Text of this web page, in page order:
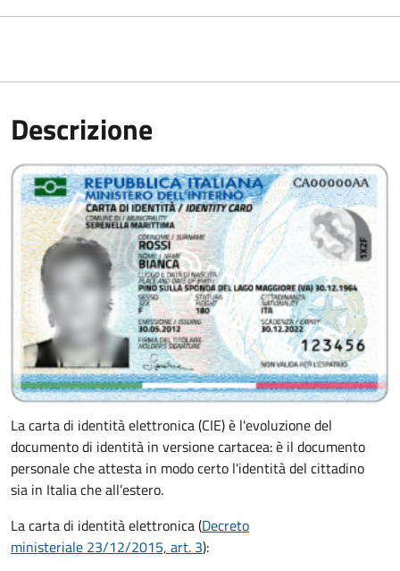
Descrizione
La carta di identità elettronica (CIE) è l'evoluzione del
documento di identità in versione cartacea: è il documento
personale che attesta in modo certo l'identità del cittadino
sia in Italia che all’estero.
La carta di identità elettronica (Decreto
ministeriale 23/12/2015, art. 3):